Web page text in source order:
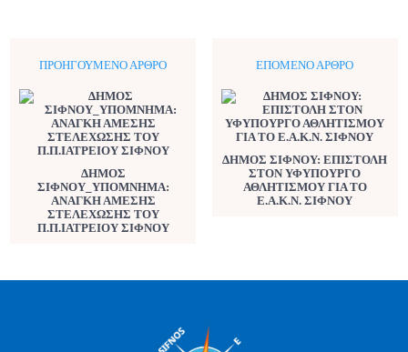
ΠΡΟΗΓΟΎΜΕΝΟ ΆΡΘΡΟ
ΔΗΜΟΣ
ΣΙΦΝΟΥ_ΥΠΟΜΝΗΜΑ:
ΑΝΑΓΚΗ ΑΜΕΣΗΣ
ΣΤΕΛΕΧΩΣΗΣ ΤΟΥ
Π.Π.ΙΑΤΡΕΙΟΥ ΣΙΦΝΟΥ
ΕΠΌΜΕΝΟ ΆΡΘΡΟ
ΔΗΜΟΣ ΣΙΦΝΟΥ: ΕΠΙΣΤΟΛΗ
ΣΤΟΝ ΥΦΥΠΟΥΡΓΟ
ΑΘΛΗΤΙΣΜΟΥ ΓΙΑ ΤΟ
Ε.Α.Κ.Ν. ΣΙΦΝΟΥ